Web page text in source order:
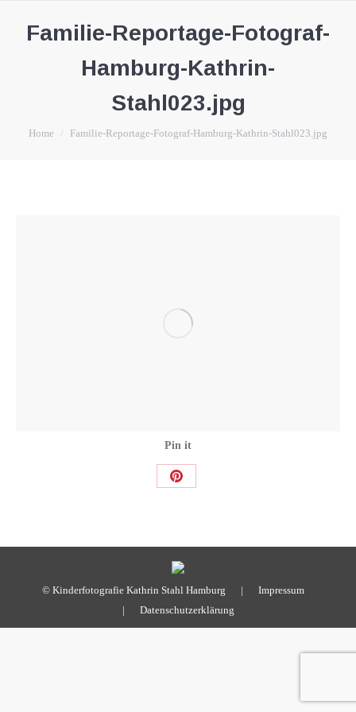
Familie-Reportage-Fotograf-
Hamburg-Kathrin-
Stahl023.jpg
You are here:
Home Familie-Reportage-Fotograf-Hamburg-Kathrin-Stahl023.jpg
Pin it
Share
© Kinderfotografie Kathrin Stahl Hamburg | Impressum
| Datenschutzerklärung